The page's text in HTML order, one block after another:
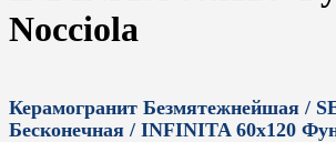
Nocciola
Керамогранит Безмятежнейшая /
Бесконечная / INFINITA 60x120